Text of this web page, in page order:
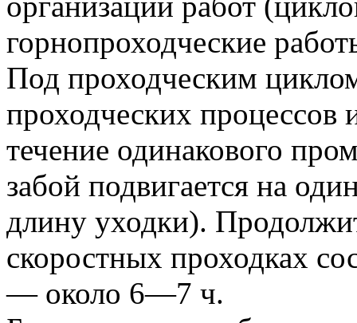
горнопроходческие
Под проходческим
проходческих
течение одинакового
забой подвигается на
длину уходки).
скоростных проходках
— около 6—7 ч.